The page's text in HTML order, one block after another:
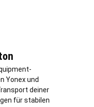
Yonex und
deiner
für stabilen